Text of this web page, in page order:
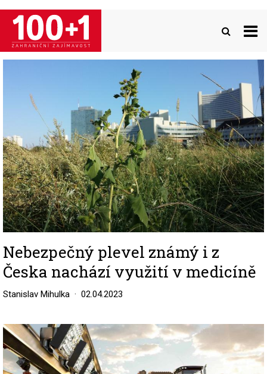
Přejít
hlavnímu
obsahu
Nebezpečný plevel známý i z
Česka nachází využití v medicíně
Stanislav Mihulka 02.04.2023
Image